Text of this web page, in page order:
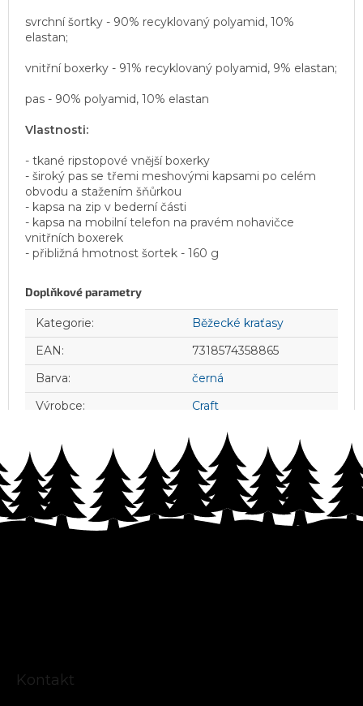
svrchní šortky - 90% recyklovaný polyamid, 10%
elastan;
vnitřní boxerky - 91% recyklovaný polyamid, 9% elastan;
pas - 90% polyamid, 10% elastan
Vlastnosti:
- tkané ripstopové vnější boxerky
- široký pas se třemi meshovými kapsami po celém
obvodu a stažením šňůrkou
- kapsa na zip v bederní části
- kapsa na mobilní telefon na pravém nohavičce
vnitřních boxerek
- přibližná hmotnost šortek - 160 g
Doplňkové parametry
Kategorie:
Běžecké kraťasy
EAN:
7318574358865
Barva:
černá
Výrobce: Craft
Z
Kontakt